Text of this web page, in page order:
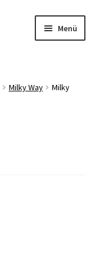
Menü
Milky Way
Milky